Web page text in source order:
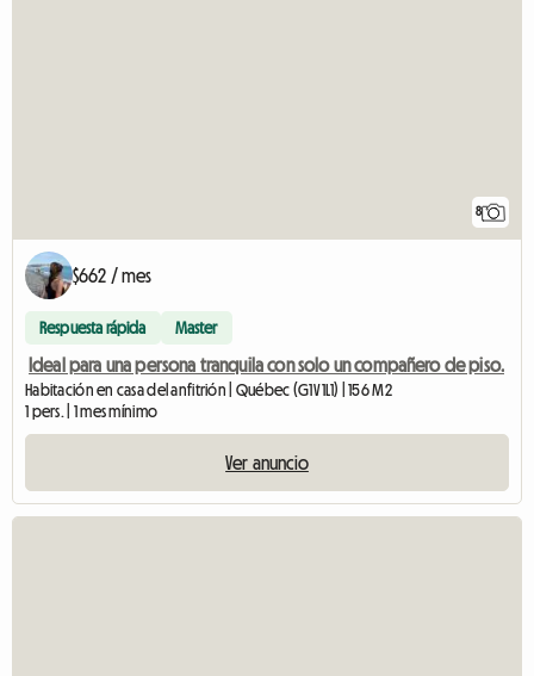
8
$662 / mes
Respuesta rápida Master
Ideal para una persona tranquila con solo un compañero de piso.
Habitación en casa del anfitrión | Québec (G1V 1L1) | 156 M2
1 pers. | 1 mes mínimo
Ver anuncio